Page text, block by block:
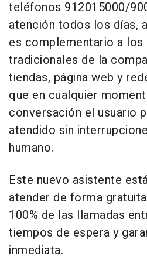
teléfonos 912015000/
atención todos los días,
es complementario a los
tradicionales de la
tiendas, página web y
que en cualquier
conversación el usuario
atendido sin
humano.
Este nuevo asistente
atender de forma
100% de las llamadas
tiempos de espera y
inmediata.